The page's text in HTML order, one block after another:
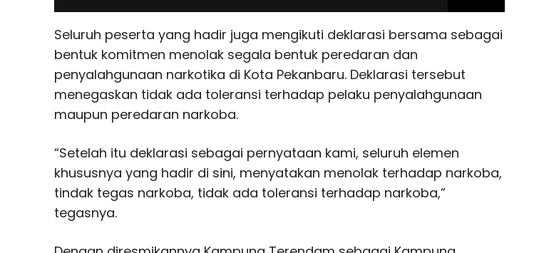
Seluruh peserta yang hadir juga mengikuti deklarasi bersama sebagai
bentuk komitmen menolak segala bentuk peredaran dan
penyalahgunaan narkotika di Kota Pekanbaru. Deklarasi tersebut
menegaskan tidak ada toleransi terhadap pelaku penyalahgunaan
maupun peredaran narkoba.
“Setelah itu deklarasi sebagai pernyataan kami, seluruh elemen
khususnya yang hadir di sini, menyatakan menolak terhadap narkoba,
tindak tegas narkoba, tidak ada toleransi terhadap narkoba,”
tegasnya.